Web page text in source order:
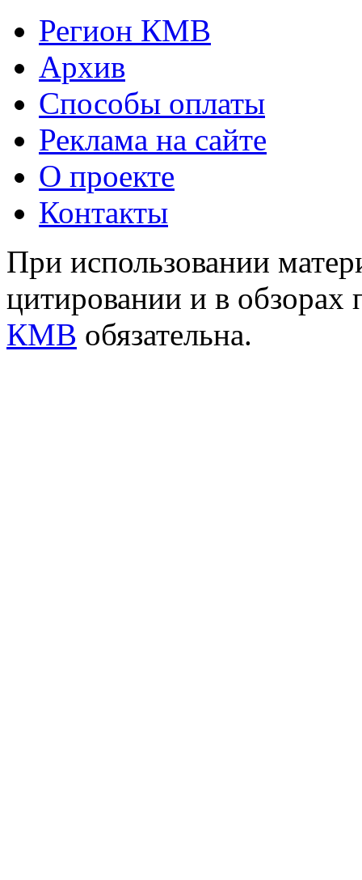
Регион КМВ
Архив
Способы оплаты
Реклама на сайте
О проекте
Контакты
При использовании
цитировании и в обзорах
КМВ обязательна.